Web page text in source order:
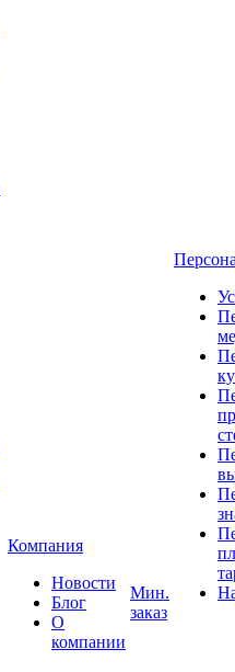
Компания
Новости
Блог
О
компании
Мин.
заказ